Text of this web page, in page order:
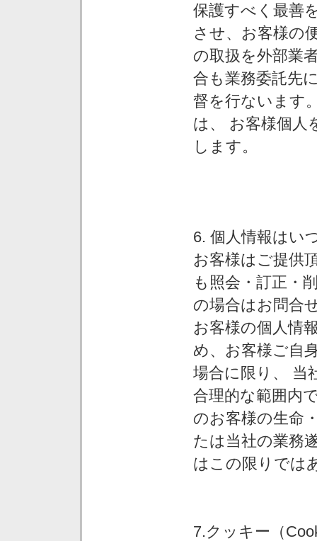
保護すべく最善
させ、お客様の
の取扱を外部業
合も業務委託先
督を行ないます
は、 お客様個人
します。
6. 個人情報はい
お客様はご提供
も照会・訂正・
の場合はお問合
お客様の個人情
め、お客様ご自
場合に限り、 当
合理的な範囲内
のお客様の生命
たは当社の業務
はこの限りでは
7.クッキー（